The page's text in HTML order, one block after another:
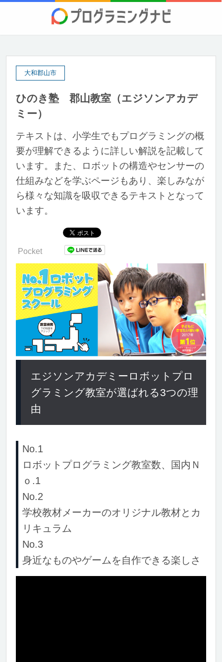
大和郡山市
ひのき塾 郡山教室（エジソンアカデ
ミー）
テキストは、小学生でもプログラミングの概
要が理解できるように詳しい解説を記載して
います。また、ロボットの構造やセンサーの
仕組みなどを学ぶページもあり、楽しみなが
ら様々な知識を吸収できるテキストとなって
います。
Pocket
エジソンアカデミーロボットプロ
グラミング教室が選ばれる3つの理
由
No.1
ロボットプログラミング教室数、国内Ｎ
ｏ.1
No.2
学校教材メーカーのオリジナル教材とカ
リキュラム
No.3
身近なものやゲームを自作できる楽しさ